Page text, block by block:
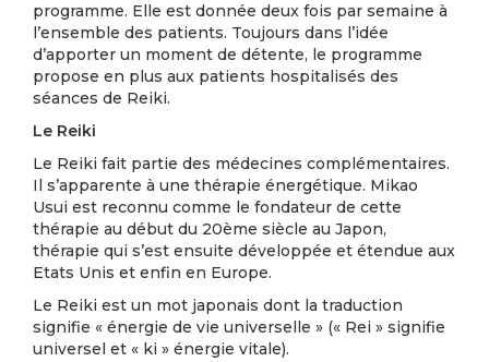
programme. Elle est donnée deux fois par semaine à
l’ensemble des patients. Toujours dans l’idée
d’apporter un moment de détente, le programme
propose en plus aux patients hospitalisés des
séances de Reiki.
Le Reiki
Le Reiki fait partie des médecines complémentaires.
Il s’apparente à une thérapie énergétique. Mikao
Usui est reconnu comme le fondateur de cette
thérapie au début du 20ème siècle au Japon,
thérapie qui s’est ensuite développée et étendue aux
Etats Unis et enfin en Europe.
Le Reiki est un mot japonais dont la traduction
signifie « énergie de vie universelle » (« Rei » signifie
universel et « ki » énergie vitale).